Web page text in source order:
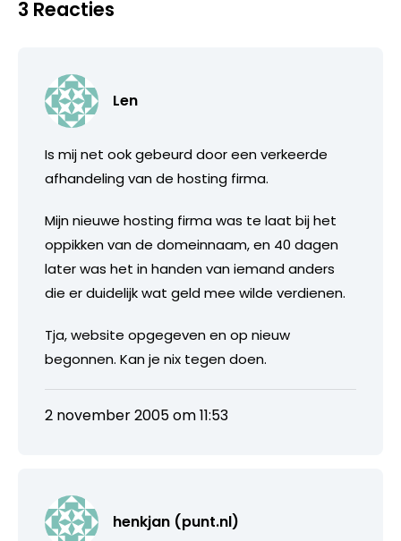
3 Reacties
Len
Is mij net ook gebeurd door een verkeerde
afhandeling van de hosting firma.
Mijn nieuwe hosting firma was te laat bij het
oppikken van de domeinnaam, en 40 dagen
later was het in handen van iemand anders
die er duidelijk wat geld mee wilde verdienen.
Tja, website opgegeven en op nieuw
begonnen. Kan je nix tegen doen.
2 november 2005 om 11:53
henkjan (punt.nl)